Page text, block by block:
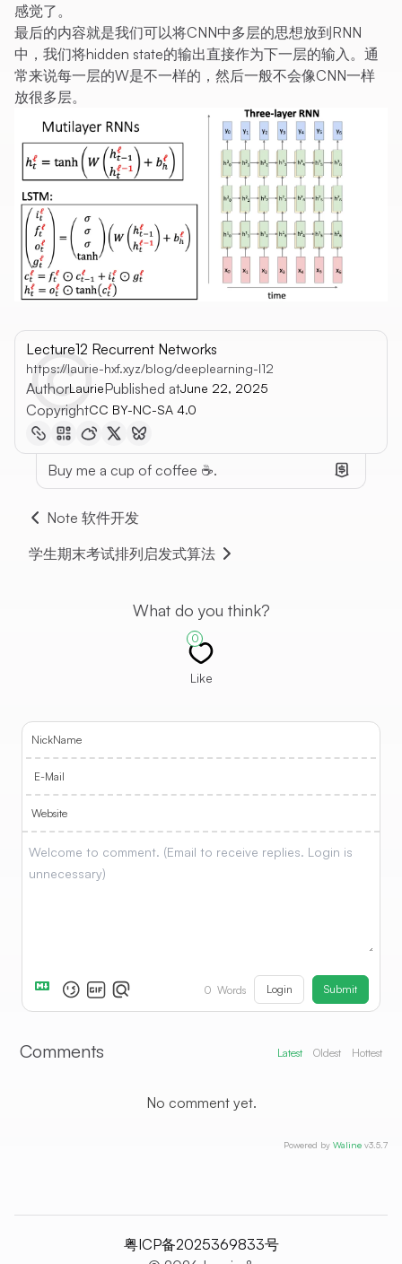
感觉了。
最后的内容就是我们可以将CNN中多层的思想放到RNN
中，我们将hidden state的输出直接作为下一层的输入。通
常来说每一层的W是不一样的，然后一般不会像CNN一样
放很多层。
Lecture12 Recurrent Networks
https://laurie-hxf.xyz/blog/deeplearning-l12
AuthorLauriePublished atJune 22, 2025
CopyrightCC BY-NC-SA 4.0
Buy me a cup of coffee ☕.
Note 软件开发
学生期末考试排列启发式算法
What do you think?
0
Like
NickName
E-Mail
Website
0 Words Login Submit
Comments Latest Oldest Hottest
No comment yet.
Powered by Waline v3.5.7
粤ICP备2025369833号